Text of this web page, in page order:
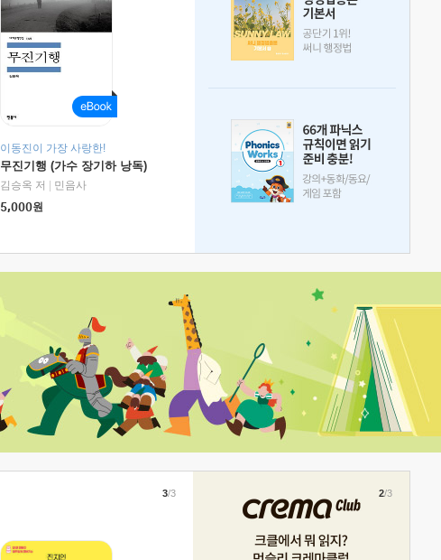
이동진이 가장 사랑한!
무진기행 (가수 장기하 낭독)
김승옥 저
민음사
5,000원
3/3 2/3